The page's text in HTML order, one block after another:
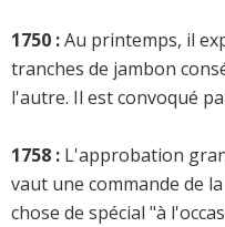
1750 :Au printemps, il
tranches de jambon
l'autre. Il est convoqué
1758 : L'approbation
vaut une commande de
chose de spécial "à